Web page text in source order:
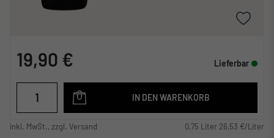
19,90 € Lieferbar
IN DEN WARENKORB
inkl. MwSt., zzgl. Versand 0,75 Liter 26,53 €/Liter